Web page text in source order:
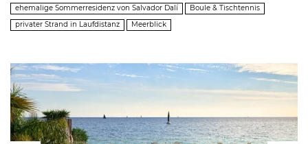
ehemalige Sommerresidenz von Salvador Dalí
Boule & Tischtennis
privater Strand in Laufdistanz
Meerblick